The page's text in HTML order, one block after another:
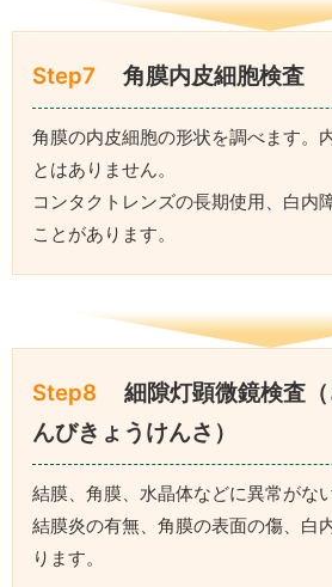
Step7 角膜内皮細胞検査
角膜の内皮細胞の形状を調べます。
とはありません。
コンタクトレンズの長期使用、白内
ことがあります。
Step8
細隙灯顕微鏡検査（
んびきょうけんさ）
結膜、角膜、水晶体などに異常がな
結膜炎の有無、角膜の表面の傷、白
ります。